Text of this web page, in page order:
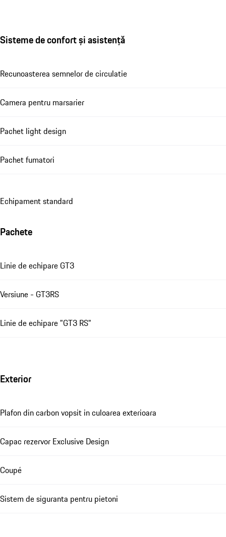
Sisteme de confort și asistență
Recunoasterea semnelor de circulatie
Camera pentru marsarier
Pachet light design
Pachet fumatori
Echipament standard
Pachete
Linie de echipare GT3
Versiune - GT3RS
Linie de echipare "GT3 RS"
Exterior
Plafon din carbon vopsit in culoarea exterioara
Capac rezervor Exclusive Design
Coupé
Sistem de siguranta pentru pietoni